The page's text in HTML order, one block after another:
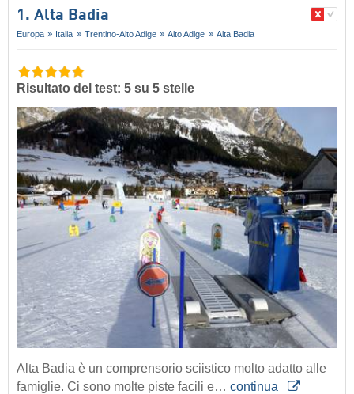
1. Alta Badia
Europa Italia Trentino-Alto Adige Alto Adige Alta Badia
Risultato del test: 5 su 5 stelle
Alta Badia è un comprensorio sciistico molto adatto alle
famiglie. Ci sono molte piste facili e… continua